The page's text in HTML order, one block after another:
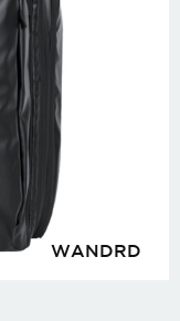
WANDRD